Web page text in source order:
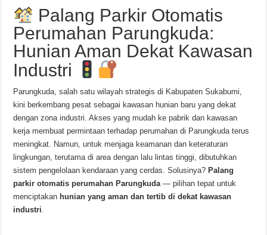
Palang Parkir Otomatis
Perumahan Parungkuda:
Hunian Aman Dekat Kawasan
Industri
Parungkuda, salah satu wilayah strategis di Kabupaten Sukabumi,
kini berkembang pesat sebagai kawasan hunian baru yang dekat
dengan zona industri. Akses yang mudah ke pabrik dan kawasan
kerja membuat permintaan terhadap perumahan di Parungkuda terus
meningkat. Namun, untuk menjaga keamanan dan keteraturan
lingkungan, terutama di area dengan lalu lintas tinggi, dibutuhkan
sistem pengelolaan kendaraan yang cerdas. Solusinya?Palang
parkir otomatis perumahan Parungkuda — pilihan tepat untuk
menciptakan hunian yang aman dan tertib di dekat kawasan
industri